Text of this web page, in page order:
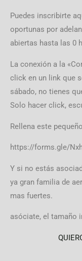
Puedes inscribirte
oportunas por
abiertas hasta las 0
La conexión a la
click en un link que
sábado, no tienes
Solo hacer click,
Rellena este
https://forms.gle/
Y si no estás
ya gran familia de
mas fuertes.
asóciate, el tamaño